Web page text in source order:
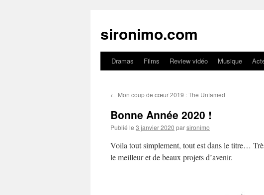
sironimo.com
Aller
contenu
Dramas Films Review vidéo Musique
← Mon coup de cœur 2019 : The Untamed
Bonne Année 2020 !
Publié le 3 janvier 2020 parsironimo
Voila tout simplement, tout est dans le titre…
le meilleur et de beaux projets d’avenir.